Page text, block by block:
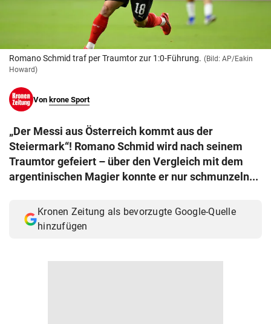
© Krone Multimedia GmbH & Co KG 2026
Muthgasse 2, 1190 Wien
Romano Schmid traf per Traumtor zur 1:0-Führung. (Bild: AP/Eakin
Howard)
Von krone Sport
„Der Messi aus Österreich kommt aus der
Steiermark“! Romano Schmid wird nach seinem
Traumtor gefeiert – über den Vergleich mit dem
argentinischen Magier konnte er nur schmunzeln...
Kronen Zeitung als bevorzugte Google-Quelle
hinzufügen